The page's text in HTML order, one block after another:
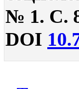
№ 1. С.
DOI